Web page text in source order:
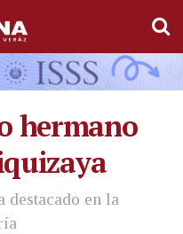
hermano
destacado en la